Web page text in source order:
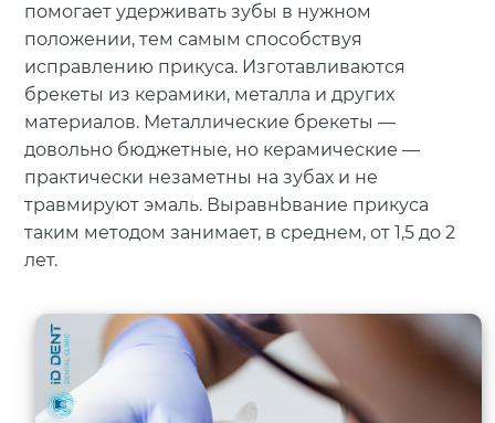
помогает удерживать зубы в нужном
положении, тем самым способствуя
исправлению прикуса. Изготавливаются
брекеты из керамики, металла и других
материалов. Металлические брекеты —
довольно бюджетные, но керамические —
практически незаметны на зубах и не
травмируют эмаль. Выравнbвание прикуса
таким методом занимает, в среднем, от 1,5 до 2
лет.